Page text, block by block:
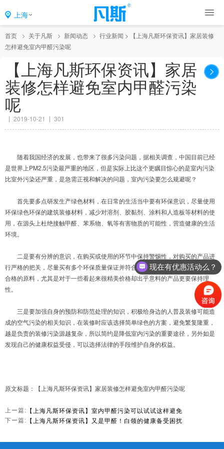
上海
首页 关于凡斯 新闻动态 行业新闻 >
【上海凡斯环保资讯】家居装修
怎样避免室内甲醛污染呢
【上海凡斯环保资讯】家居
装修怎样避免室内甲醛污染
呢
2019-10-21 301
随着我国经济的发展，也带来了很多污染问题，据相关调查，中国目前已经
是世界上PM2.5污染最严重的地区，但是实际上比这个更瞩目惊心的是室内污染
比室外污染还严重，是急需正视和解决的问题，室内污染要怎么规避呢？
首先要多点研发生产绿色材料，在日常的生活当中要有环保意识，尽量使用
环保绿色环保的建筑装修材料，减少对溶剂、胶黏剂、涂料和人造板等材料的使
用，在源头上杜绝接触甲醛、苯系物、氧等有害物质的可能性，营造健康的生活
环境。
二是要有分辨的意识，在购买或使用的环节中保持警惕性，对购买的产品进
行严格的把关，尽量买有多个环保质量保证并符合国家标准的产品，避免使用不
合格的原料，尤其是对于一些看起来很精美价格却出乎意料的产品更要保持理
性。
三是要加强自身的预防和防范处理的知识，积极给身边的人普及装修可能造
成的空气污染的相关知识，在装修时应该选择简单绿色的方案，避免繁复隆重，
越是负责的装修污染源越复杂，所以简约是降低室内污染的重要途径，另外如是
发现自己的健康权益受侵，可以选择法律的手段维护自身的权益。
原文标题：【上海凡斯环保资讯】家居装修怎样避免室内甲醛污染呢
上ー篇: 【上海凡斯环保资讯】室内甲醛污染可以试试这样避免
下ー篇: 【上海凡斯环保资讯】又是甲醛！白领的健康备受困扰
现在有优惠活动么？